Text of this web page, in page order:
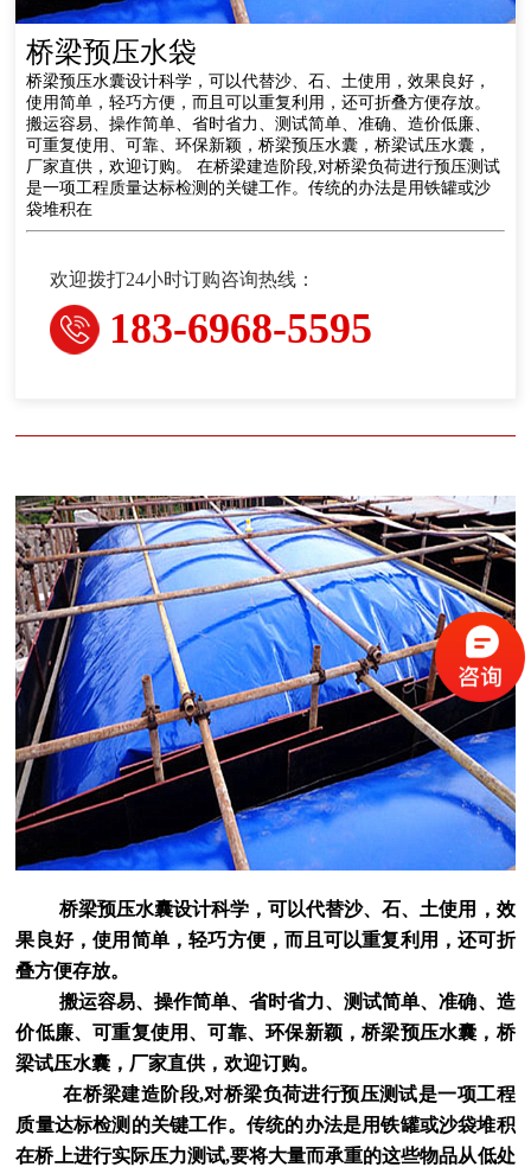
桥梁预压水袋
桥梁预压水囊设计科学，可以代替沙、石、土使用，效果良好，
使用简单，轻巧方便，而且可以重复利用，还可折叠方便存放。
搬运容易、操作简单、省时省力、测试简单、准确、造价低廉、
可重复使用、可靠、环保新颖，桥梁预压水囊，桥梁试压水囊，
厂家直供，欢迎订购。 在桥梁建造阶段,对桥梁负荷进行预压测试
是一项工程质量达标检测的关键工作。传统的办法是用铁罐或沙
袋堆积在
欢迎拨打24小时订购咨询热线：
183-6968-5595
桥梁预压水囊设计科学，可以代替沙、石、土使用，效
果良好，使用简单，轻巧方便，而且可以重复利用，还可折
叠方便存放。
搬运容易、操作简单、省时省力、测试简单、准确、造
价低廉、可重复使用、可靠、环保新颖，桥梁预压水囊，桥
梁试压水囊，厂家直供，欢迎订购。
在桥梁建造阶段,对桥梁负荷进行预压测试是一项工程
质量达标检测的关键工作。传统的办法是用铁罐或沙袋堆积
在桥上进行实际压力测试,要将大量而承重的这些物品从低处